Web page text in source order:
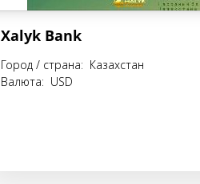
Xalyk Bank
Город / страна: Казахстан
Валюта: USD